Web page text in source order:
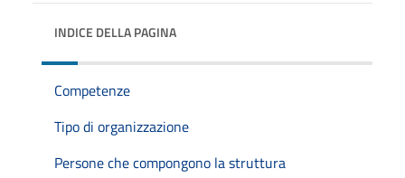
INDICE DELLA PAGINA
Competenze
Tipo di organizzazione
Persone che compongono la struttura